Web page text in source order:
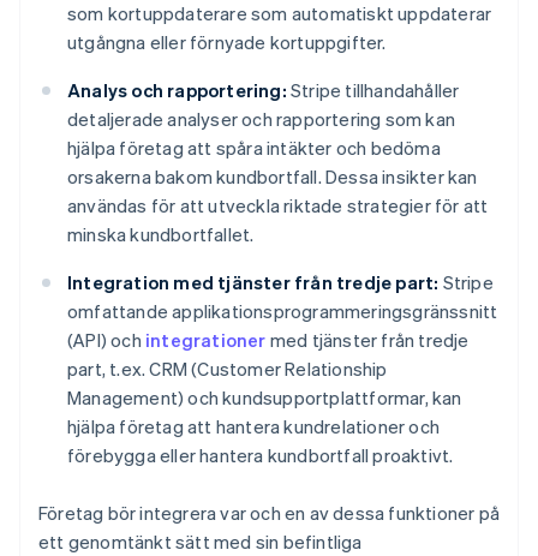
som kortuppdaterare som automatiskt uppdaterar
utgångna eller förnyade kortuppgifter.
Analys och rapportering: Stripe tillhandahåller
detaljerade analyser och rapportering som kan
hjälpa företag att spåra intäkter och bedöma
orsakerna bakom kundbortfall. Dessa insikter kan
användas för att utveckla riktade strategier för att
minska kundbortfallet.
Integration med tjänster från tredje part: Stripe
omfattande applikationsprogrammeringsgränssnitt
(API) och integrationer med tjänster från tredje
part, t.ex. CRM (Customer Relationship
Management) och kundsupportplattformar, kan
hjälpa företag att hantera kundrelationer och
förebygga eller hantera kundbortfall proaktivt.
Företag bör integrera var och en av dessa funktioner på
ett genomtänkt sätt med sin befintliga